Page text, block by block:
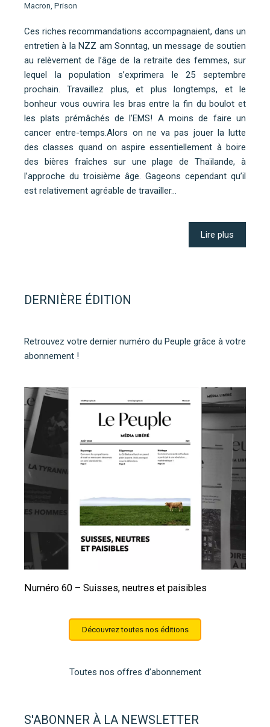
Macron, Prison
Ces riches recommandations accompagnaient, dans un
entretien à la NZZ am Sonntag, un message de soutien
au relèvement de l’âge de la retraite des femmes, sur
lequel la population s’exprimera le 25 septembre
prochain. Travaillez plus, et plus longtemps, et le
bonheur vous ouvrira les bras entre la fin du boulot et
les plats prémâchés de l’EMS! A moins de faire un
cancer entre-temps.Alors on ne va pas jouer la lutte
des classes quand on aspire essentiellement à boire
des bières fraîches sur une plage de Thaïlande, à
l’approche du troisième âge. Gageons cependant qu’il
est relativement agréable de travailler…
Lire plus
DERNIÈRE ÉDITION
Retrouvez votre dernier numéro du Peuple grâce à votre
abonnement !
Numéro 60 – Suisses, neutres et paisibles
Découvrez toutes nos éditions
Toutes nos offres d’abonnement
S'ABONNER À LA NEWSLETTER